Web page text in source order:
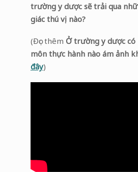
trường y dược sẽ trải qua
giác thú vị nào?
(Đọc thêm Ở trường y dược có
môn thực hành nào ám ảnh
đây)